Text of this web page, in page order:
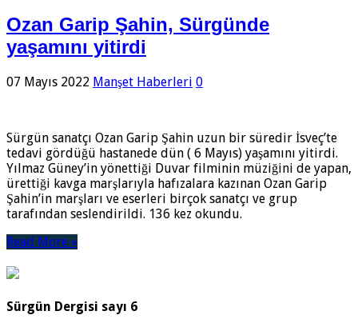
Ozan Garip Şahin, Sürgünde
yaşamını yitirdi
07 Mayıs 2022 Manşet Haberleri 0
Sürgün sanatçı Ozan Garip Şahin uzun bir süredir İsveç’te
tedavi gördüğü hastanede dün ( 6 Mayıs) yaşamını yitirdi.
Yılmaz Güney’in yönettiği Duvar filminin müziğini de yapan,
ürettiği kavga marşlarıyla hafızalara kazınan Ozan Garip
Şahin’in marşları ve eserleri birçok sanatçı ve grup
tarafından seslendirildi. 136 kez okundu.
Read More »
Sürgün Dergisi sayı 6